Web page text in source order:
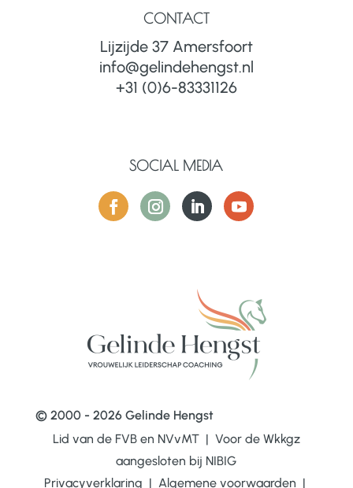
CONTACT
Lijzijde 37 Amersfoort
info@gelindehengst.nl
+31 (0)6-83331126
SOCIAL MEDIA
© 2000 - 2026 Gelinde Hengst
Lid van de FVB en NVvMT | Voor de Wkkgz
aangesloten bij NIBIG
Privacyverklaring | Algemene voorwaarden |